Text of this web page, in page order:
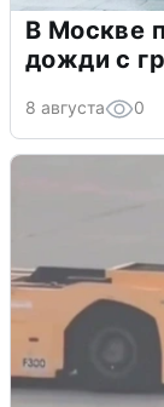
В Москве
дожди с
8 августа 0